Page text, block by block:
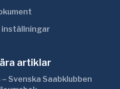
inställningar
artiklar
Svenska Saabklubben